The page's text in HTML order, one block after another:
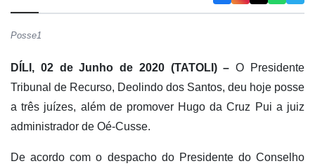
Posse1
DÍLI, 02 de Junho de 2020 (TATOLI) – O Presidente
Tribunal de Recurso, Deolindo dos Santos, deu hoje posse
a três juízes, além de promover Hugo da Cruz Pui a juiz
administrador de Oé-Cusse.
De acordo com o despacho do Presidente do Conselho